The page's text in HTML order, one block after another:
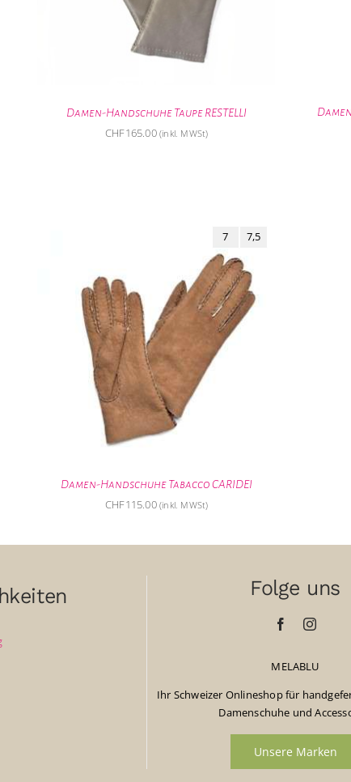
Damen-Handschuhe Taupe RESTELLI
CHF165.00 (inkl. MWSt)
Damen-Handschuhe Tabacco CARIDEI
7 7,5
CHF115.00 (inkl. MWSt)
Folge uns
MELABLU
Ihr Schweizer Onlineshop für
Damenschuhe und
Unsere Marken